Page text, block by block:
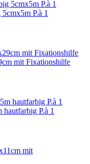
P.à 1
mit Fixationshilfe
P.à 1